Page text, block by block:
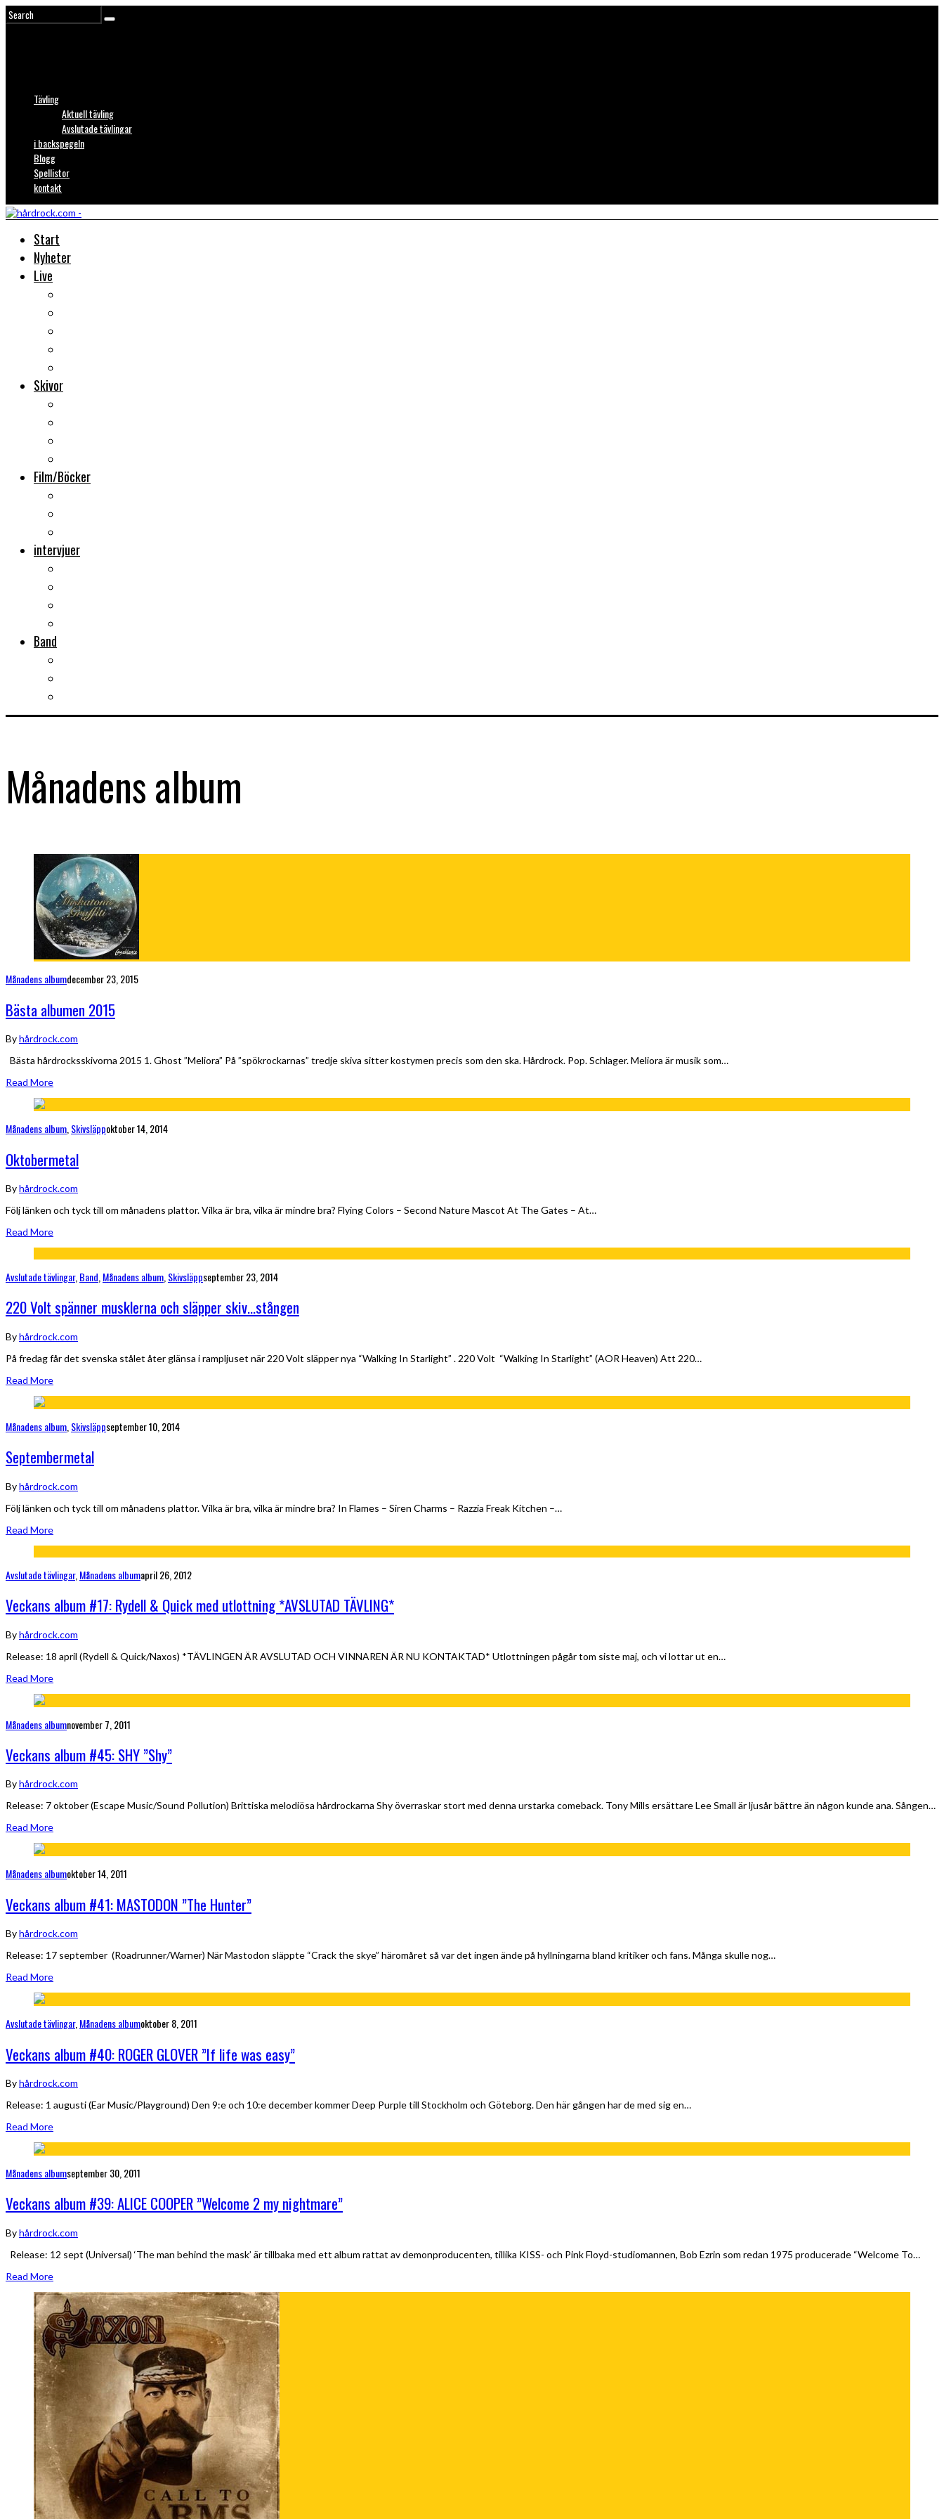
Tävling
Aktuell tävling
Avslutade tävlingar
i backspegeln
Blogg
Spellistor
kontakt
Start
Nyheter
Live
Skivor
Film/Böcker
intervjuer
Band
Månadens album
Månadens albumdecember 23, 2015
Bästa albumen 2015
Byhårdrock.com
Bästa hårdrocksskivorna 2015 1. Ghost ”Meliora” På ”spökrockarnas” tredje skiva sitter kostymen precis som den ska. Hårdrock. Pop. Schlager. Meliora är musik som…
Read More
Månadens album Skivsläppoktober 14, 2014
Oktobermetal
Byhårdrock.com
Följ länken och tyck till om månadens plattor. Vilka är bra, vilka är mindre bra? Flying Colors – Second Nature Mascot At The Gates – At…
Read More
Avslutade tävlingar, Band Månadens album Skivsläppseptember 23, 2014
220 Volt spänner musklerna och släpper skiv…stången
Byhårdrock.com
På fredag får det svenska stålet åter glänsa i rampljuset när 220 Volt släpper nya “Walking In Starlight” . 220 Volt “Walking In Starlight” (AOR Heaven) Att 220…
Read More
Månadens album Skivsläppseptember 10, 2014
Septembermetal
Byhårdrock.com
Följ länken och tyck till om månadens plattor. Vilka är bra, vilka är mindre bra? In Flames – Siren Charms – Razzia Freak Kitchen –…
Read More
Avslutade tävlingar, Månadens albumapril 26, 2012
Veckans album #17: Rydell & Quick med utlottning *AVSLUTAD TÄVLING*
Byhårdrock.com
Release: 18 april (Rydell & Quick/Naxos) *TÄVLINGEN ÄR AVSLUTAD OCH VINNAREN ÄR NU KONTAKTAD* Utlottningen pågår tom siste maj, och vi lottar ut en…
Read More
Månadens albumnovember 7, 2011
Veckans album #45: SHY ”Shy”
Byhårdrock.com
Release: 7 oktober (Escape Music/Sound Pollution) Brittiska melodiösa hårdrockarna Shy överraskar stort med denna urstarka comeback. Tony Mills ersättare Lee Small är ljusår bättre än någon kunde ana. Sången…
Read More
Månadens albumoktober 14, 2011
Veckans album #41: MASTODON ”The Hunter”
Byhårdrock.com
Release: 17 september (Roadrunner/Warner) När Mastodon släppte “Crack the skye” häromåret så var det ingen ände på hyllningarna bland kritiker och fans. Många skulle nog…
Read More
Avslutade tävlingar,Månadens albumoktober 8, 2011
Veckans album #40: ROGER GLOVER ”If life was easy”
Byhårdrock.com
Release: 1 augusti (Ear Music/Playground) Den 9:e och 10:e december kommer Deep Purple till Stockholm och Göteborg. Den här gången har de med sig en…
Read More
Månadens albumseptember 30, 2011
Veckans album #39: ALICE COOPER ”Welcome 2 my nightmare”
Byhårdrock.com
Release: 12 sept (Universal) ‘The man behind the mask’ är tillbaka med ett album rattat av demonproducenten, tillika KISS- och Pink Floyd-studiomannen, Bob Ezrin som redan 1975 producerade “Welcome To…
Read More